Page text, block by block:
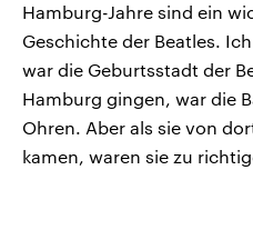
Hamburg-Jahre sind ein
Geschichte der Beatles.
war die Geburtsstadt der
Hamburg gingen, war die
Ohren. Aber als sie von
kamen, waren sie zu